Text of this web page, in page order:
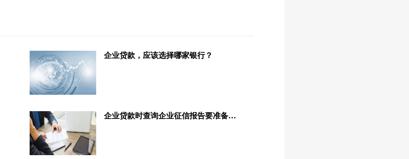
企业贷款，应该选择哪家银行？
企业贷款时查询企业征信报告要准备哪些材料？